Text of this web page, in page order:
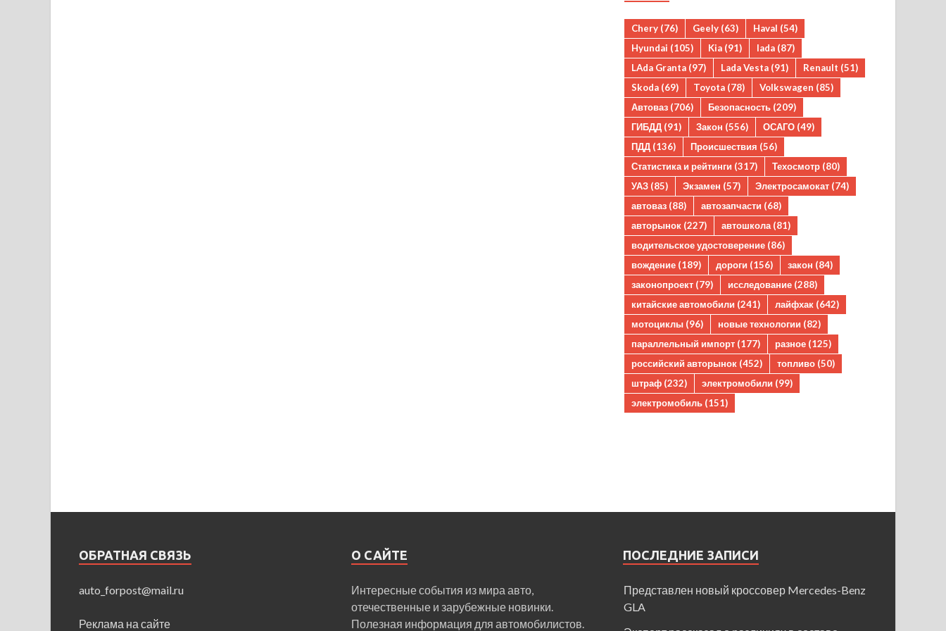
Chery (76) Geely (63) Haval (54)
Hyundai (105) Kia (91) lada (87)
LAda Granta (97) Lada Vesta (91) Renault (51)
Skoda (69) Toyota (78) Volkswagen (85)
Автоваз (706) Безопасность (209)
ГИБДД (91) Закон (556) ОСАГО (49)
ПДД (136) Происшествия (56)
Статистика и рейтинги (317) Техосмотр (80)
УАЗ (85) Экзамен (57) Электросамокат (74)
автоваз (88) автозапчасти (68)
авторынок (227) автошкола (81)
водительское удостоверение (86)
вождение (189) дороги (156) закон (84)
законопроект (79) исследование (288)
китайские автомобили (241) лайфхак (642)
мотоциклы (96) новые технологии (82)
параллельный импорт (177) разное (125)
российский авторынок (452) топливо (50)
штраф (232) электромобили (99)
электромобиль (151)
ОБРАТНАЯ СВЯЗЬ
auto_forpost@mail.ru
Реклама на сайте
О САЙТЕ
Интересные события из мира авто,
отечественные и зарубежные новинки.
Полезная информация для автомобилистов.
ПОСЛЕДНИЕ ЗАПИСИ
Представлен новый кроссовер Mercedes-Benz
GLA